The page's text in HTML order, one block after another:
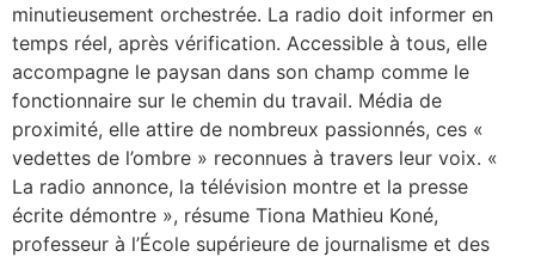
minutieusement orchestrée. La radio doit informer en
temps réel, après vérification. Accessible à tous, elle
accompagne le paysan dans son champ comme le
fonctionnaire sur le chemin du travail. Média de
proximité, elle attire de nombreux passionnés, ces «
vedettes de l’ombre » reconnues à travers leur voix. «
La radio annonce, la télévision montre et la presse
écrite démontre », résume Tiona Mathieu Koné,
professeur à l’École supérieure de journalisme et des